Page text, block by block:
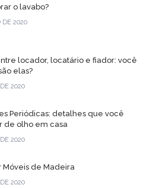
o lavabo?
DE 2020
locador, locatário e fiador: você
elas?
2020
Periódicas: detalhes que você
de olho em casa
2020
Móveis de Madeira
2020